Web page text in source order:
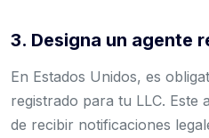
3. Designa un agente
En Estados Unidos, es
registrado para tu LLC. Este
de recibir notificaciones